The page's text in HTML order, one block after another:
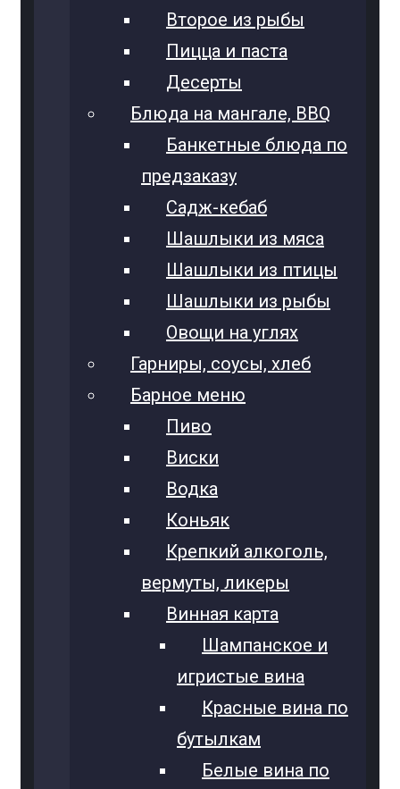
Второе из рыбы
Пицца и паста
Десерты
Блюда на мангале, BBQ
Банкетные блюда по
предзаказу
Садж-кебаб
Шашлыки из мяса
Шашлыки из птицы
Шашлыки из рыбы
Овощи на углях
Гарниры, соусы, хлеб
Барное меню
Пиво
Виски
Водка
Коньяк
Крепкий алкоголь,
вермуты, ликеры
Винная карта
Шампанское и
игристые вина
Красные вина по
бутылкам
Белые вина по